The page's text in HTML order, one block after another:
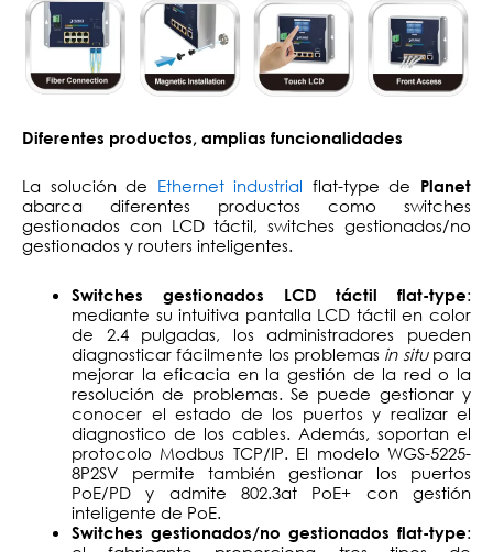
Diferentes productos, amplias funcionalidades
La solución de Ethernet industrial flat-type de Planet
abarca diferentes productos como switches
gestionados con LCD táctil, switches gestionados/no
gestionados y routers inteligentes.
Switches gestionados LCD táctil flat-type:
mediante su intuitiva pantalla LCD táctil en color
de 2.4 pulgadas, los administradores pueden
diagnosticar fácilmente los problemas in situpara
mejorar la eficacia en la gestión de la red o la
resolución de problemas. Se puede gestionar y
conocer el estado de los puertos y realizar el
diagnostico de los cables. Además, soportan el
protocolo Modbus TCP/IP. El modelo WGS-5225-
8P2SV permite también gestionar los puertos
PoE/PD y admite 802.3at PoE+ con gestión
inteligente de PoE.
Switches gestionados/no gestionados flat-type: